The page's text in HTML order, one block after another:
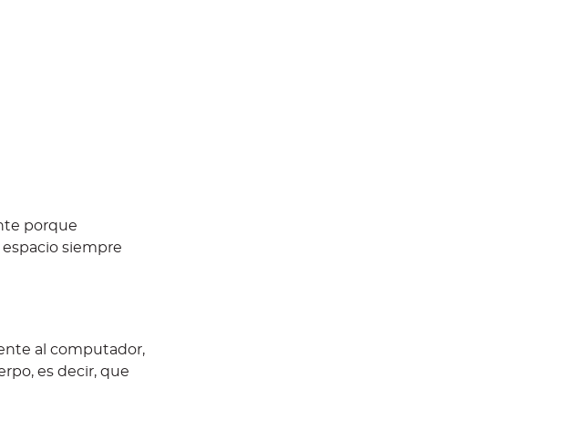
porque
siempre
al computador,
es decir, que